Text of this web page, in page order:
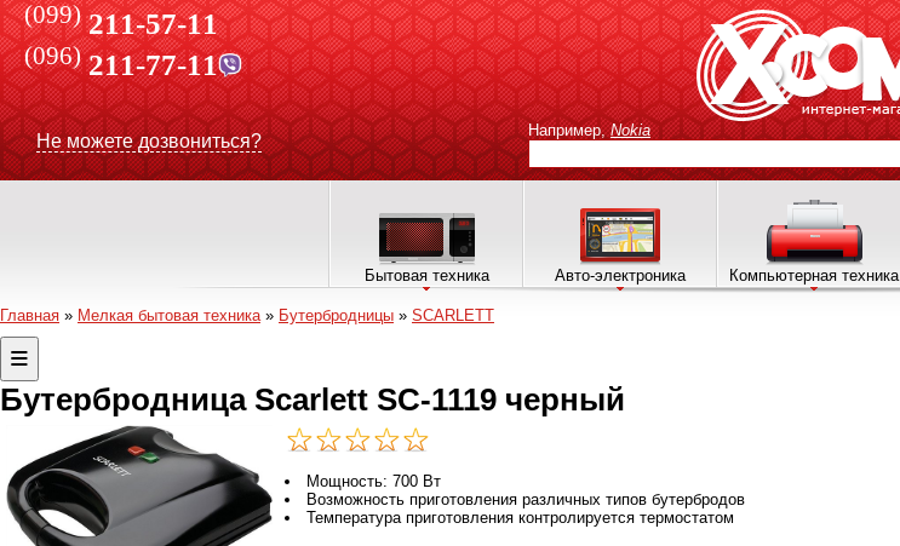
(099) 211-57-11
(096)211-77-11
Не можете дозвониться?
Например, Nokia
Бытовая техника Авто-электроника Компьютерная техника
Главная » Мелкая бытовая техника» Бутербродницы » SCARLETT
Бутербродница Scarlett SC-1119 черный
Мощность: 700 Вт
Возможность приготовления различных типов бутербродов
Температура приготовления контролируется термостатом